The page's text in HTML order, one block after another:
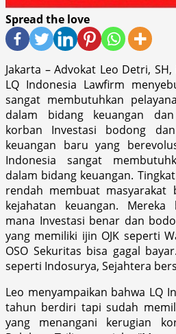
Spread the love
Jakarta – Advokat Leo Detri,
LQ Indonesia Lawfirm
sangat membutuhkan
dalam bidang keuangan dan
korban Investasi bodong
keuangan baru yang
Indonesia sangat
dalam bidang keuangan.
rendah membuat masyarakat
kejahatan keuangan. Mereka
mana Investasi benar dan
yang memiliki ijin OJK seperti
OSO Sekuritas bisa gagal
seperti Indosurya, Sejahtera
Leo menyampaikan bahwa LQ
tahun berdiri tapi sudah
yang menangani kerugian